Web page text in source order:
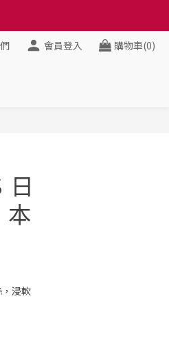
會員登入 購物車(0)
浸軟